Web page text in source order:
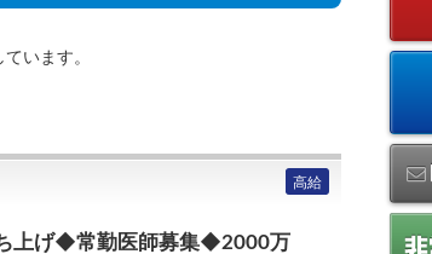
います。
高給
ち上げ◆常勤医師募集◆2000万